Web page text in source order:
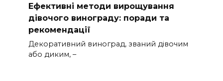
Ефективні методи вирощування
дівочого винограду: поради та
рекомендації
Декоративний виноград, званий дівочим
або диким, –